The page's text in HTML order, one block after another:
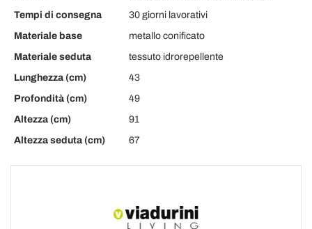
Tempi di consegna
30 giorni lavorativi
Materiale base
metallo conificato
Materiale seduta
tessuto idrorepellente
Lunghezza (cm)
43
Profondità (cm)
49
Altezza (cm)
91
Altezza seduta (cm)
67